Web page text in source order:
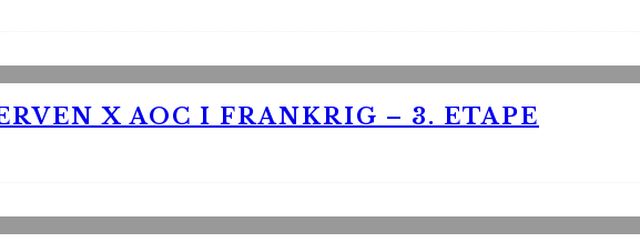
X AOC I FRANKRIG – 3. ETAPE